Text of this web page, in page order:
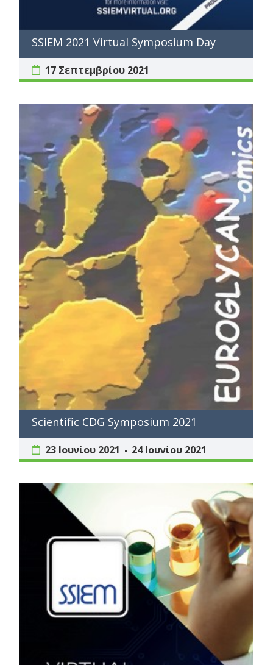
SSIEM 2021 Virtual Symposium Day
17 Σεπτεμβρίου 2021
Scientific CDG Symposium 2021
23 Ιουνίου 2021 24 Ιουνίου 2021